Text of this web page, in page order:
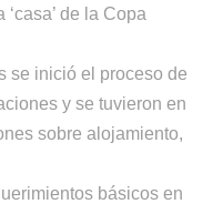
de la Copa
se inició el proceso de
y se tuvieron en
sobre alojamiento,
básicos en